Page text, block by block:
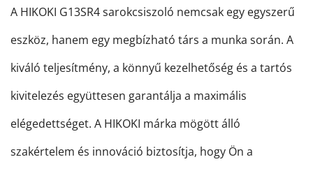
A HIKOKI G13SR4 sarokcsiszoló nemcsak egy egyszerű
eszköz, hanem egy megbízható társ a munka során. A
kiváló teljesítmény, a könnyű kezelhetőség és a tartós
kivitelezés együttesen garantálja a maximális
elégedettséget. A HIKOKI márka mögött álló
szakértelem és innováció biztosítja, hogy Ön a